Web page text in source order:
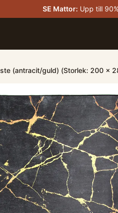
SE Mattor: Upp till
(antracit/guld) (Storlek: 200 x